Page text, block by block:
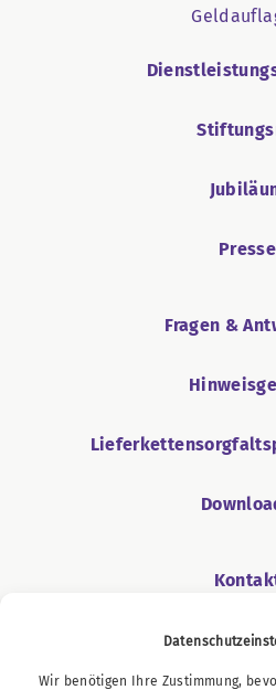
Wir benötigen Ihre Zustimmung,
Presse
Fragen &